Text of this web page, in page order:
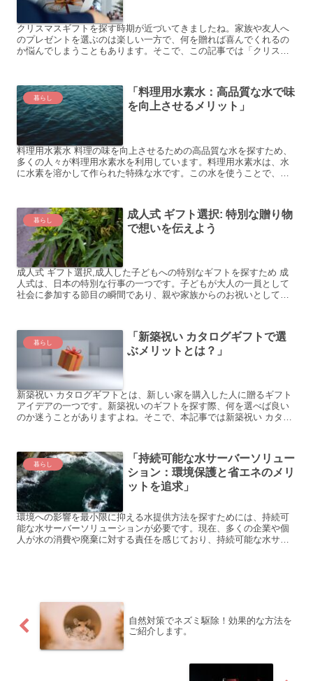
クリスマスギフトを探す時期が近づいてきましたね。家族や友人へ
のプレゼントを選ぶのは楽しい一方で、何を贈れば喜んでくれるの
か悩んでしまうこともあります。そこで、この記事では「クリスマ
暮らし
「料理用水素水：高品質な水で味
を向上させるメリット」
料理用水素水 料理の味を向上させるための高品質な水を探すため、
多くの人々が料理用水素水を利用しています。料理用水素水は、水
に水素を溶かして作られた特殊な水です。この水を使うことで、料
暮らし
成人式 ギフト選択: 特別な贈り物
で想いを伝えよう
成人式 ギフト選択,成人した子どもへの特別なギフトを探すため 成
人式は、日本の特別な行事の一つです。子どもが大人の一員として
社会に参加する節目の瞬間であり、親や家族からのお祝いとして特
暮らし
「新築祝い カタログギフトで選
ぶメリットとは？」
新築祝い カタログギフトとは、新しい家を購入した人に贈るギフト
アイデアの一つです。新築祝いのギフトを探す際、何を選べば良い
のか迷うことがありますよね。そこで、本記事では新築祝い カタロ
暮らし
「持続可能な水サーバーソリュー
ション：環境保護と省エネのメリ
ットを追求」
環境への影響を最小限に抑える水提供方法を探すためには、持続可
能な水サーバーソリューションが必要です。現在、多くの企業や個
人が水の消費や廃棄に対する責任を感じており、持続可能な水サー
自然対策でネズミ駆除！効果的な方法を
ご紹介します。